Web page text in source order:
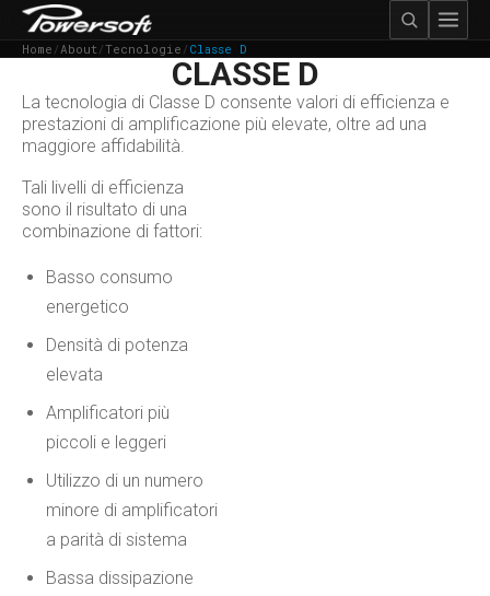
Home /About/Tecnologie / Classe D
CLASSE D
La tecnologia di Classe D consente valori di efficienza e
prestazioni di amplificazione più elevate, oltre ad una
maggiore affidabilità.
Tali livelli di efficienza
sono il risultato di una
combinazione di fattori:
Basso consumo
energetico​
Densità di potenza
elevata
Amplificatori più
piccoli e leggeri​
Utilizzo di un numero
minore di amplificatori
a parità di sistema​
Bassa dissipazione